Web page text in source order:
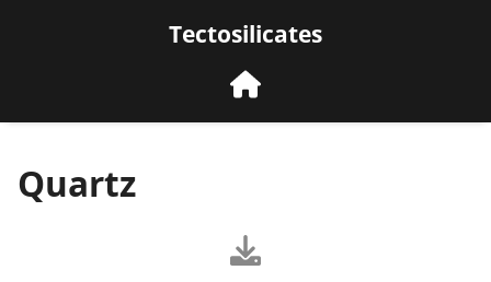
Tectosilicates
Quartz